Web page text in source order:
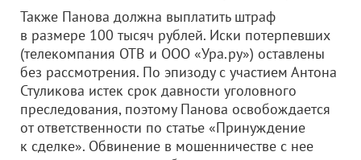
Также Панова должна выплатить штраф
в размере 100 тысяч рублей. Иски потерпевших
(телекомпания ОТВ и ООО «Ура.ру») оставлены
без рассмотрения. По эпизоду с участием Антона
Стуликова истек срок давности уголовного
преследования, поэтому Панова освобождается
от ответственности по статье «Принуждение
к сделке». Обвинение в мошенничестве с нее